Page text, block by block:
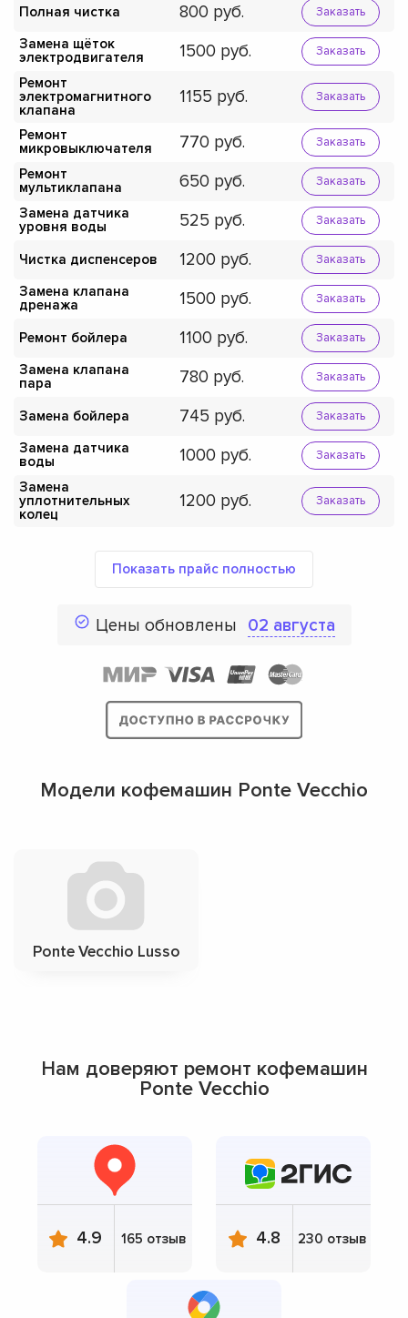
Полная чистка 800 Заказать
Замена щёток
электродвигателя
1500 Заказать
Ремонт
электромагнитного
клапана
1155 Заказать
Ремонт
микровыключателя
770 Заказать
Ремонт
мультиклапана
650 Заказать
Замена датчика
уровня воды
525 Заказать
Чистка диспенсеров 1200 Заказать
Замена клапана
дренажа
1500 Заказать
Ремонт бойлера 1100 Заказать
Замена клапана
пара
780 Заказать
Замена бойлера 745 Заказать
Замена датчика
воды
1000 Заказать
Замена
уплотнительных
колец
1200 Заказать
Показать прайс полностью
Цены обновлены 02 августа
Модели кофемашин Ponte Vecchio
Ponte Vecchio Lusso
Нам доверяют ремонт кофемашин
Ponte Vecchio
4.9 165 отзыв 4.8 230 отзыв